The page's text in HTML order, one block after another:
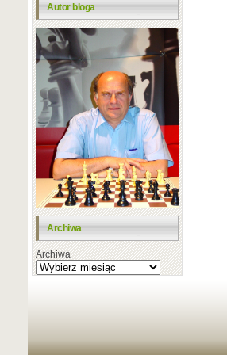
Autor bloga
Archiwa
Archiwa